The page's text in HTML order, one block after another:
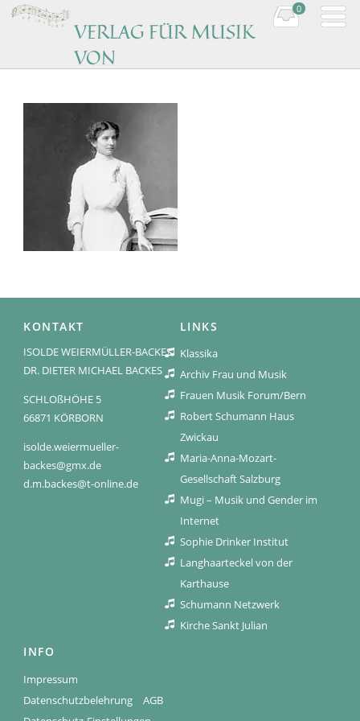
VERLAG FÜR MUSIK
VON
Music by women composers
0
KONTAKT
ISOLDE WEIERMÜLLER-BACKES
DR. DIETER MICHAEL BACKES
SCHLOßHÖHE 5
66871 KÖRBORN
isolde.weiermueller-
backes@gmx.de
d.m.backes@t-online.de
LINKS
Klassika
Archiv Frau und Musik
Frauen Musik Forum/Bern
Robert Schumann Haus
Zwickau
Maria-Anna-Mozart-
Gesellschaft Salzburg
Mugi – Musik und Gender im
Internet
Sophie Drinker Institut
Langhaarteckel von der
Karthause
Schumann Netzwerk
Kirche Sankt Julian
INFO
Impressum
Datenschutzbelehrung
AGB